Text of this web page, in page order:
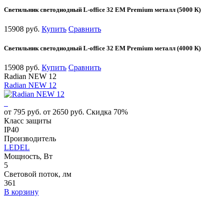
Светильник светодиодный L-office 32 EM Premium металл (5000 К)
15908 руб. Купить Сравнить
Светильник светодиодный L-office 32 EM Premium металл (4000 К)
15908 руб. Купить Сравнить
Radian NEW 12
Radian NEW 12
от 795 руб. от 2650 руб. Скидка 70%
Класс защиты
IP40
Производитель
LEDEL
Мощность, Вт
5
Световой поток, лм
361
В корзину